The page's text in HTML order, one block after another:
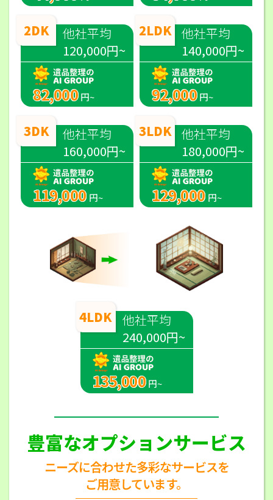
2DK
他社平均
120,000円~
82,000 円~
3DK
他社平均
160,000円~
119,000 円~
4LDK 他社平均
240,000円~
135,000 円~
2LDK 他社平均
140,000円~
92,000 円~
3LDK 他社平均
180,000円~
129,000 円~
豊富なオプションサービス
ニーズに合わせた多彩なサービスを
ご用意しています。